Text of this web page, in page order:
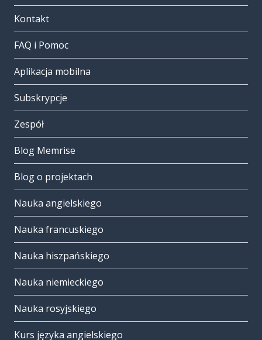
Kontakt
FAQ i Pomoc
Aplikacja mobilna
Subskrypcje
Zespół
Blog Memrise
Blog o projektach
Nauka angielskiego
Nauka francuskiego
Nauka hiszpańskiego
Nauka niemieckiego
Nauka rosyjskiego
Kurs języka angielskiego